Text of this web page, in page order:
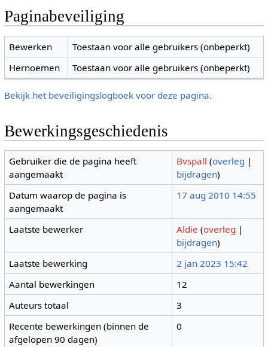
Paginabeveiliging
Bewerken
Toestaan voor alle gebruikers (onbeperkt)
Hernoemen
Toestaan voor alle gebruikers (onbeperkt)
Bekijk het beveiligingslogboek voor deze pagina.
Bewerkingsgeschiedenis
Gebruiker die de pagina heeft
aangemaakt
Bvspall (overleg |
bijdragen)
Datum waarop de pagina is
aangemaakt
17 aug 2010 14:55
Laatste bewerker Aldie (overleg |
bijdragen)
Laatste bewerking
2 jan 2023 15:42
Aantal bewerkingen
12
Auteurs totaal
3
Recente bewerkingen (binnen de
afgelopen 90 dagen)
0